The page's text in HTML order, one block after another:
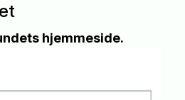
hjemmeside.